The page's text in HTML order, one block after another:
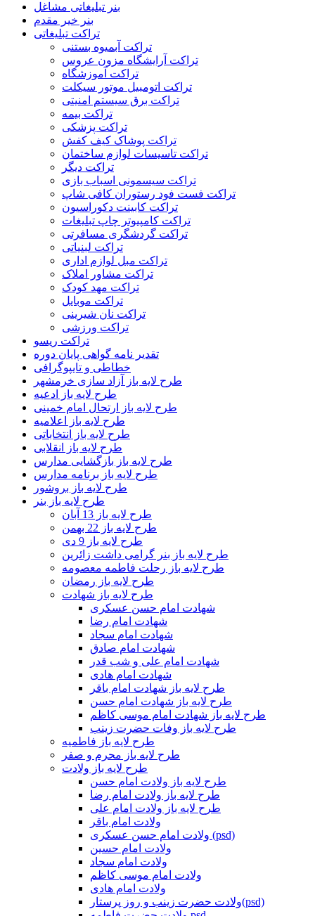
بنر تبلیغاتی مشاغل
بنر خیر مقدم
تراکت تبلیغاتی
تراکت آبمیوه بستنی
تراکت آرایشگاه مزون عروس
تراکت آموزشگاه
تراکت اتومبیل موتور سیکلت
تراکت برق سیستم امنیتی
تراکت بیمه
تراکت پزشکی
تراکت پوشاک کیف کفش
تراکت تاسیسات لوازم ساختمان
تراکت دیگر
تراکت سیسمونی اسباب بازی
تراکت فست فود رستوران کافی شاپ
تراکت کابینت دکوراسیون
تراکت کامپیوتر چاپ تبلیغات
تراکت گردشگری مسافرتی
تراکت لبنیاتی
تراکت مبل لوازم اداری
تراکت مشاور املاک
تراکت مهد کودک
تراکت موبایل
تراکت نان شیرینی
تراکت ورزشی
تراکت ریسو
تقدیر نامه گواهی پایان دوره
خطاطی و تایپوگرافی
طرح لایه باز آزاد سازی خرمشهر
طرح لایه باز ادعیه
طرح لایه باز ارتحال امام خمینی
طرح لایه باز اعلامیه
طرح لایه باز انتخاباتی
طرح لایه باز انقلابی
طرح لایه باز بازگشایی مدارس
طرح لایه باز برنامه مدارس
طرح لایه باز بروشور
طرح لایه باز بنر
طرح لایه باز 13 آبان
طرح لایه باز 22 بهمن
طرح لایه باز 9 دی
طرح لایه باز بنر گرامی داشت زائرین
طرح لایه باز رحلت فاطمه معصومه
طرح لایه باز رمضان
طرح لایه باز شهادت
شهادت امام حسن عسکری
شهادت امام رضا
شهادت امام سجاد
شهادت امام صادق
شهادت امام علی و شب قدر
شهادت امام هادی
طرح لایه باز شهادت امام باقر
طرح لایه باز شهادت امام حسن
طرح لایه باز شهادت امام موسی کاظم
طرح لایه باز وفات حضرت زینب
طرح لایه باز فاطمیه
طرح لایه باز محرم و صفر
طرح لایه باز ولادت
طرح لایه باز ولادت امام حسن
طرح لایه باز ولادت امام رضا
طرح لایه باز ولادت امام علی
ولادت امام باقر
ولادت امام حسن عسکری (psd)
ولادت امام حسین
ولادت امام سجاد
ولادت امام موسی کاظم
ولادت امام هادی
ولادت حضرت زینب و روز پرستار(psd)